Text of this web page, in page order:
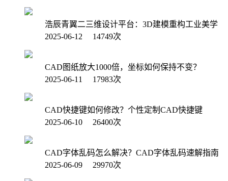
浩辰青翼二三维设计平台：3D建模重构工业美学
2025-06-12 14749次
CAD图纸放大1000倍，坐标如何保持不变？
2025-06-11 17983次
CAD快捷键如何修改？个性定制CAD快捷键
2025-06-10 26400次
CAD字体乱码怎么解决？CAD字体乱码速解指南
2025-06-09 29970次